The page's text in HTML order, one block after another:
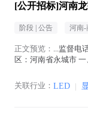
[公开招标]河南
阶段 | 公告 河南-
正文预览： ...监督电
区：河南省永城市
关联行业： LED |